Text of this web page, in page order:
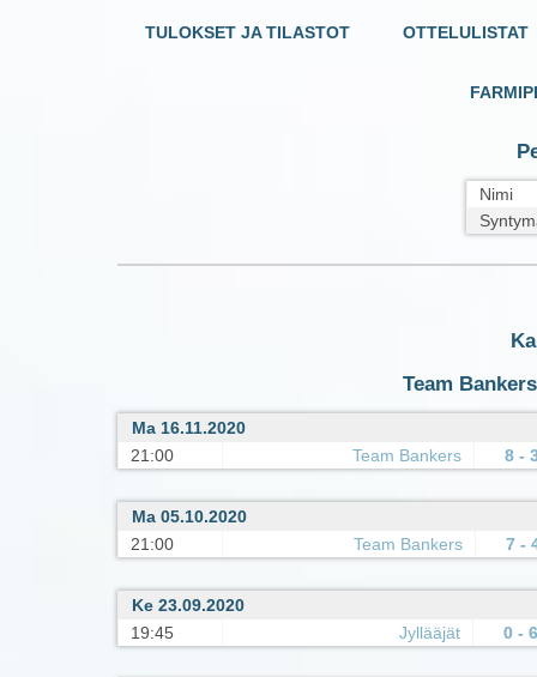
TULOKSET JA TILASTOT OTTELULISTAT
Nimi
Team
Ma 16.11.2020
21:00
Team Bankers 8 -
Ma 05.10.2020
21:00
Team Bankers 7 -
Ke 23.09.2020
19:45
Jyllääjät 0 - 6